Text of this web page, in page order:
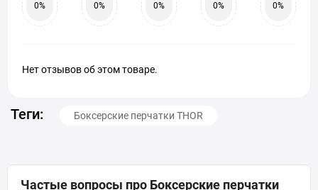
0% 0% 0% 0% 0%
Нет отзывов об этом товаре.
Теги: Боксерские перчатки THOR
Частые вопросы про Боксерские перчатки